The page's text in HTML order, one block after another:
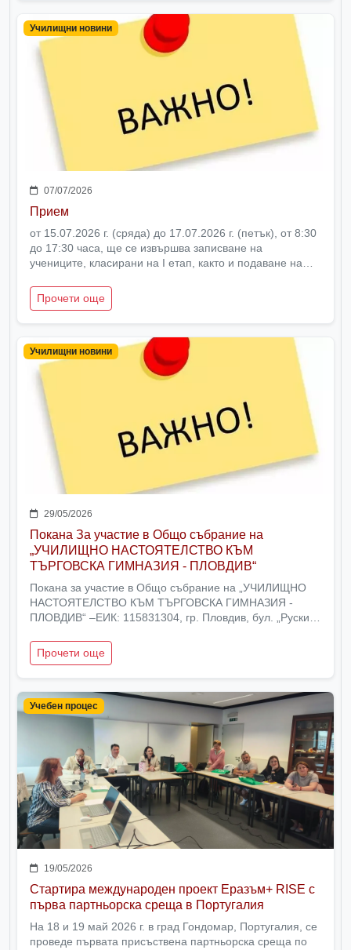
Училищни новини
07/07/2026
Прием
от 15.07.2026 г. (сряда) до 17.07.2026 г. (петък), от 8:30
до 17:30 часа, ще се извършва записване на
учениците, класирани на I етап, както и подаване на
класПрочети още
Училищни новини
29/05/2026
Покана За участие в Общо събрание на
„УЧИЛИЩНО НАСТОЯТЕЛСТВО КЪМ
ТЪРГОВСКА ГИМНАЗИЯ - ПЛОВДИВ“
Покана за участие в Общо събрание на „УЧИЛИЩНО
НАСТОЯТЕЛСТВО КЪМ ТЪРГОВСКА ГИМНАЗИЯ -
ПЛОВДИВ“ –ЕИК: 115831304, гр. Пловдив, бул. „Руски“
Прочети още
Учебен процес
19/05/2026
Стартира международен проект Еразъм+ RISE с
първа партньорска среща в Португалия
На 18 и 19 май 2026 г. в град Гондомар, Португалия, се
проведе първата присъствена партньорска среща по